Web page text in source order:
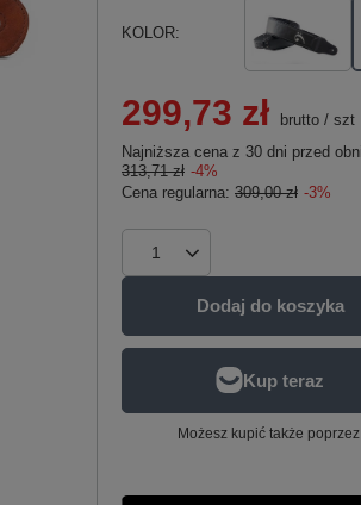
KOLOR
299,73 zł brutto / szt
Najniższa cena z 30 dni przed
313,71 zł -4%
Cena regularna: 309,00 zł -3%
Dodaj do koszyka
Możesz kupić także